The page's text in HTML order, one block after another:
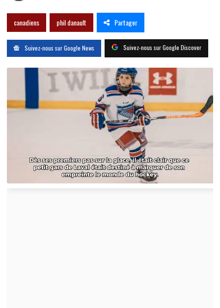
canadiens phil danault Partager
Suivez-nous sur Google News Suivez-nous sur Google Discover